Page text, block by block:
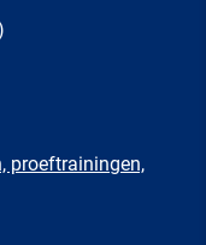
proeftrainingen,